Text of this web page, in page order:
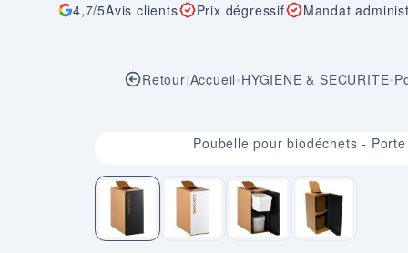
4,7/5Avis clients Prix dégressif Mandat
Retour|Accueil•HYGIENE & SECURITE•
Poubelle pour biodéchets -